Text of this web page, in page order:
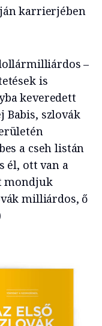
karrierjében
–
is
keveredett
Babis, szlovák
a cseh listán
él, ott van a
mondjuk
milliárdos, ő